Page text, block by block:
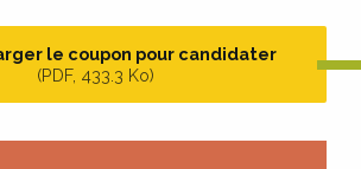
le coupon pour candidater
(PDF, 433.3 Ko)